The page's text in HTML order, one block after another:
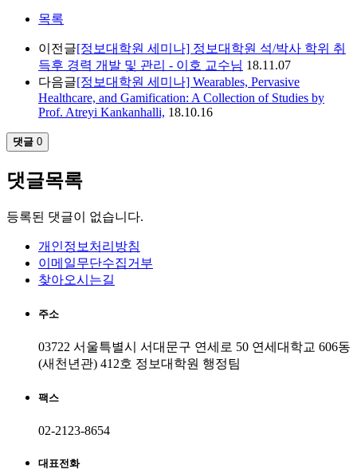
목록
이전글[정보대학원 세미나] 정보대학원 석/박사 학위 취
득후 경력 개발 및 관리 - 이호 교수님 18.11.07
다음글[정보대학원 세미나] Wearables, Pervasive
Healthcare, and Gamification: A Collection of Studies by
Prof. Atreyi Kankanhalli, 18.10.16
댓글 0
댓글목록
등록된 댓글이 없습니다.
개인정보처리방침
이메일무단수집거부
찾아오시는길
주소
03722 서울특별시 서대문구 연세로 50 연세대학교 606동
(새천년관) 412호 정보대학원 행정팀
팩스
02-2123-8654
대표전화